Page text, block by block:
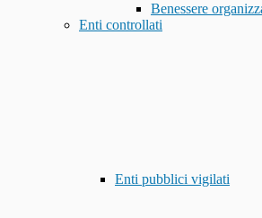
Benessere
Enti controllati
Enti pubblici vigilati